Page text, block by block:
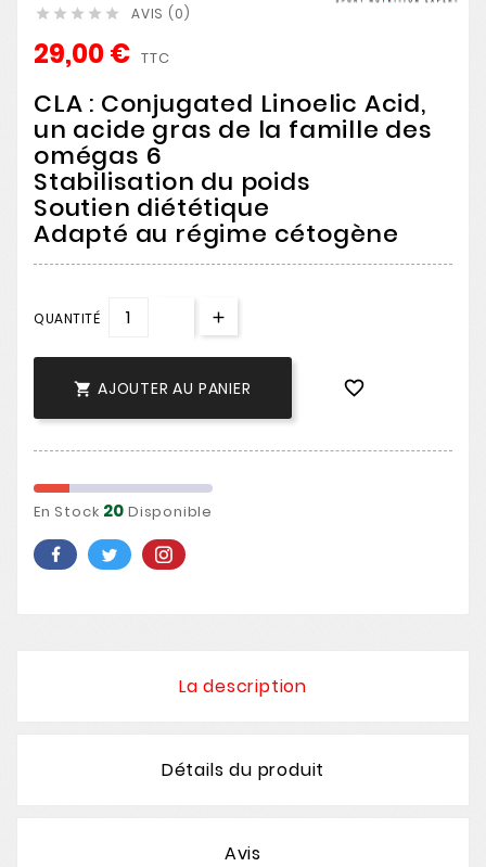
     AVIS (0)
29,00 € TTC
CLA : Conjugated Linoelic Acid,
un acide gras de la famille des
omégas 6
Stabilisation du poids
Soutien diététique
Adapté au régime cétogène
QUANTITÉ -
 AJOUTER AU PANIER 
En Stock 20 Disponible
La description
Détails du produit
Avis